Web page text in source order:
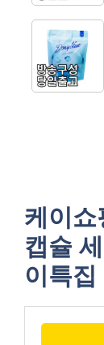
케이
캡슐
이특